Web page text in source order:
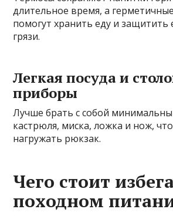
длительное время, а
помогут хранить еду и защитить
грязи.
Легкая посуда и
приборы
Лучше брать с собой
кастрюля, миска, ложка и нож,
нагружать рюкзак.
Чего стоит
походном